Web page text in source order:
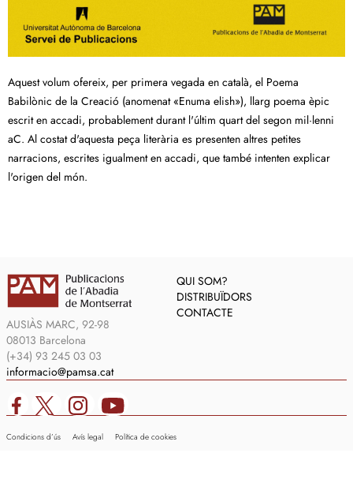
Aquest volum ofereix, per primera vegada en català, el Poema
Babilònic de la Creació (anomenat «Enuma elish»), llarg poema èpic
escrit en accadi, probablement durant l'últim quart del segon mil·lenni
aC. Al costat d'aquesta peça literària es presenten altres petites
narracions, escrites igualment en accadi, que també intenten explicar
l'origen del món.
AUSIÀS MARC, 92-98
08013 Barcelona
(+34) 93 245 03 03
informacio@pamsa.cat
QUI SOM?
DISTRIBUÏDORS
CONTACTE
Condicions d’ús Avís legal Política de cookies